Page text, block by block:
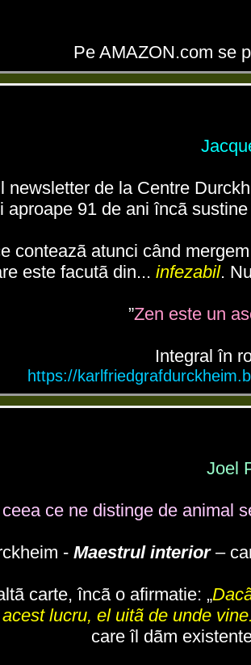
Pe AMAZON.com se
newsletter de la Centre
aproape 91 de ani încã
conteazã atunci când
este facutã din... infezabil.
”Zen este un
Integral în
https://
Joel
ce ne distinge de animal
- Maestrul interior–
carte, încã o afirmatie: „
lucru, el uitã de unde
care îl dãm